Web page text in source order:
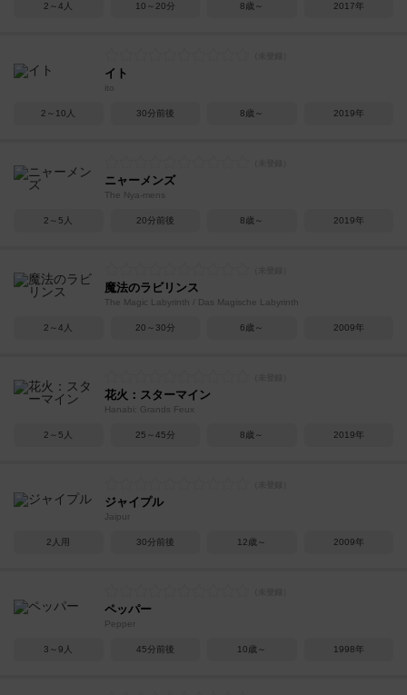
2～4人 10～20分 8歳～ 2017年
イト
ito
2～10人 30分前後 8歳～ 2019年
ニャーメンズ
The Nya-mens
2～5人 20分前後 8歳～ 2019年
魔法のラビリンス
The Magic Labyrinth / Das Magische Labyrinth
2～4人 20～30分 6歳～ 2009年
花火：スターマイン
Hanabi: Grands Feux
2～5人 25～45分 8歳～ 2019年
ジャイプル
Jaipur
2人用 30分前後 12歳～ 2009年
ペッパー
Pepper
3～9人 45分前後 10歳～ 1998年